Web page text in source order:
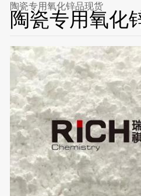
陶瓷专用氧化锌品现货
陶瓷专用氧化